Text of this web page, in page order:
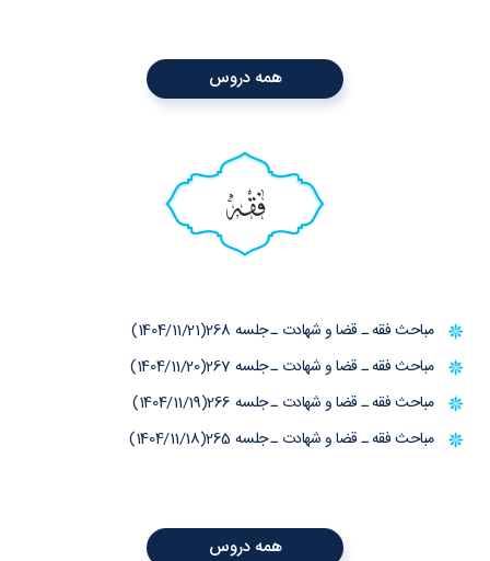
همه دروس
فقه
مباحث فقه ـ قضا و شهادت ـ جلسه 268(1404/11/21)
مباحث فقه ـ قضا و شهادت ـ جلسه 267(1404/11/20)
مباحث فقه ـ قضا و شهادت ـ جلسه 266(1404/11/19)
مباحث فقه ـ قضا و شهادت ـ جلسه 265(1404/11/18)
همه دروس